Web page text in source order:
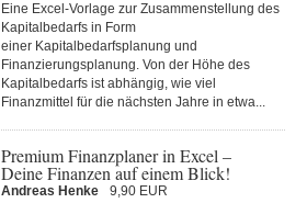
Eine Excel-Vorlage zur Zusammenstellung des
Kapitalbedarfs in Form
einer Kapitalbedarfsplanung und
Finanzierungsplanung. Von der Höhe des
Kapitalbedarfs ist abhängig, wie viel
Finanzmittel für die nächsten Jahre in etwa...
Premium Finanzplaner in Excel –
Deine Finanzen auf einem Blick!
Andreas Henke
9,90 EUR